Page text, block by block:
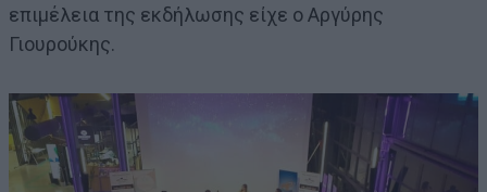
επιμέλεια της εκδήλωσης είχε ο Αργύρης
Γιουρούκης.